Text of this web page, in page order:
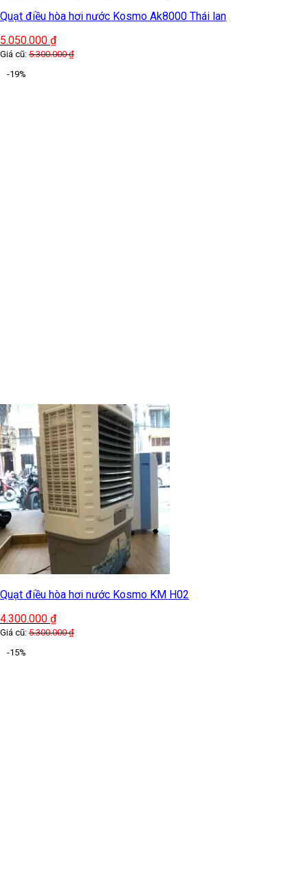
Quạt điều hòa hơi nước Kosmo Ak8000 Thái lan
5.050.000 ₫
Giá cũ: 5.300.000₫
-19%
Quạt điều hòa hơi nước Kosmo KM H02
4.300.000 ₫
Giá cũ: 5.300.000₫
-15%